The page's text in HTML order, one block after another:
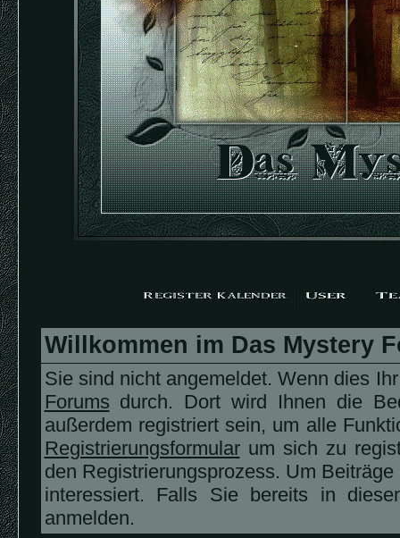
Willkommen im Das Mystery
Sie sind nicht angemeldet. Wenn dies
Forums durch. Dort wird Ihnen die
außerdem registriert sein, um alle
Registrierungsformularum sich zu
den Registrierungsprozess. Um
interessiert. Falls Sie bereits in
anmelden.